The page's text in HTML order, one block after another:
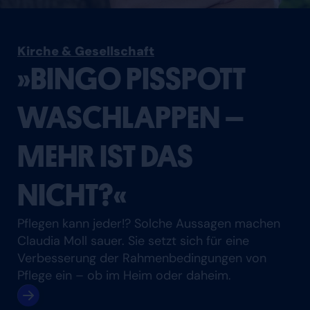
Kirche & Gesellschaft
»BINGO PISSPOTT
WASCHLAPPEN –
MEHR IST DAS
NICHT?«
Pflegen kann jeder!? Solche Aussagen machen
Claudia Moll sauer. Sie setzt sich für eine
Verbesserung der Rahmenbedingungen von
Pflege ein – ob im Heim oder daheim.